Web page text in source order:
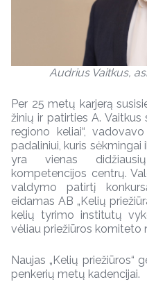
Audrius Vaitkus,
Per 25 metų karjerą
žinių ir patirties A. Vaitkus
regiono keliai“,
padaliniui, kuris
yra vienas
kompetencijos centrų.
valdymo patirtį
eidamas AB „Kelių
kelių tyrimo institutų
vėliau priežiūros komiteto
Naujas „Kelių priežiūros“
penkerių metų kadencijai.